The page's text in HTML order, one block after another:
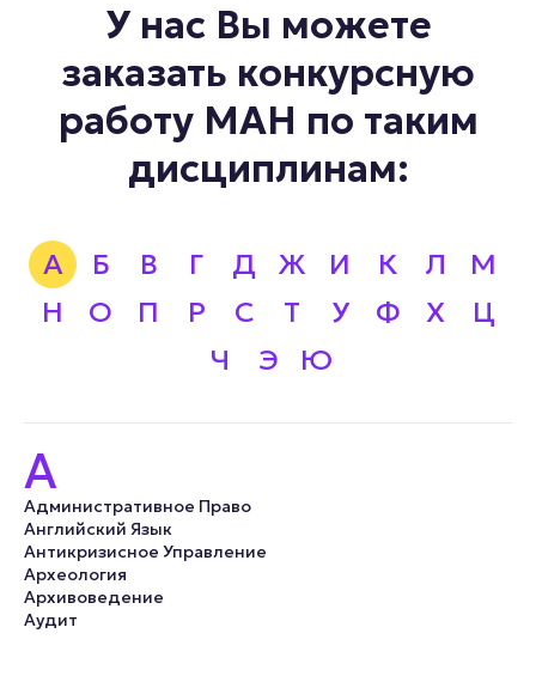
У нас Вы можете
заказать конкурсную
работу МАН по таким
дисциплинам:
А Б В Г Д Ж И К Л
М
Н
О П Р С Т У Ф Х
Ц
Ч
Э Ю
А
Административное Право
Английский Язык
Антикризисное Управление
Археология
Архивоведение
Аудит